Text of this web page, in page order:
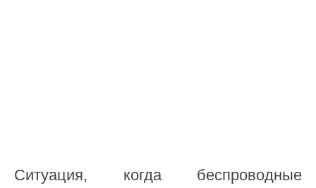
Ситуация, когда беспроводные